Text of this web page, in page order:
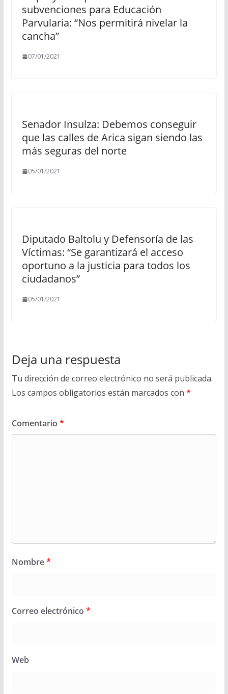
subvenciones para Educación
Parvularia: “Nos permitirá nivelar la
cancha”
07/01/2021
Senador Insulza: Debemos conseguir
que las calles de Arica sigan siendo las
más seguras del norte
05/01/2021
Diputado Baltolu y Defensoría de las
Víctimas: “Se garantizará el acceso
oportuno a la justicia para todos los
ciudadanos”
05/01/2021
Deja una respuesta
Tu dirección de correo electrónico no será publicada.
Los campos obligatorios están marcados con *
Comentario *
Nombre*
Correo electrónico *
Web